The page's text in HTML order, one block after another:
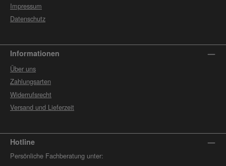
Impressum
Datenschutz
Informationen
Über uns
Zahlungsarten
Widerrufsrecht
Versand und Lieferzeit
Hotline
Persönliche Fachberatung unter: